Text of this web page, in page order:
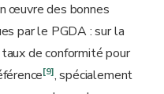
œuvre des bonnes
par le PGDA : sur la
de conformité pour
[9], spécialement